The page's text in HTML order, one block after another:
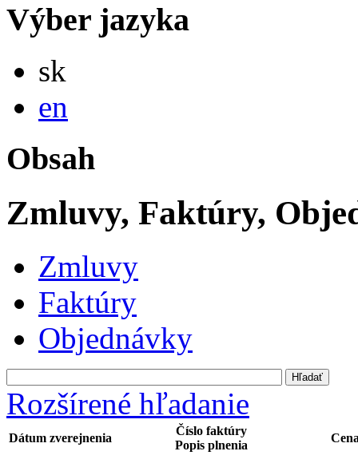
Výber jazyka
sk
en
Obsah
Zmluvy, Faktúry,
Zmluvy
Faktúry
Objednávky
Rozšírené hľadanie
Dátum zverejnenia
Číslo faktúry
Popis plnenia